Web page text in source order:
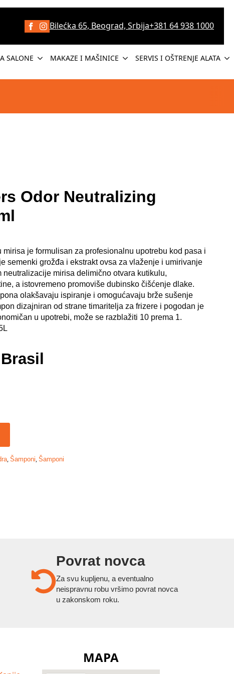
Bilećka 65, Beograd, Srbija+381 64 938 1000
SALONE MAKAZE I MAŠINICE SERVIS I OŠTRENJE ALATA
Odor Neutralizing
je formulisan za profesionalnu upotrebu kod pasa i
semenki grožđa i ekstrakt ovsa za vlaženje i umirivanje
neutralizacije mirisa delimično otvara kutikulu,
a istovremeno promoviše dubinsko čišćenje dlake.
olakšavaju ispiranje i omogućavaju brže sušenje
dizajniran od strane timaritelja za frizere i pogodan je
u upotrebi, može se razblažiti 10 prema 1.
Šamponi Šamponi
Povrat novca
Za svu kupljenu, a eventualno
neispravnu robu vršimo povrat novca
u zakonskom roku.
MAPA